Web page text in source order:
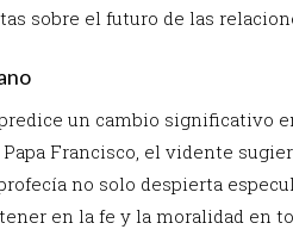
sobre el futuro de las
un cambio significativo
Papa Francisco, el vidente
no solo despierta
en la fe y la moralidad en